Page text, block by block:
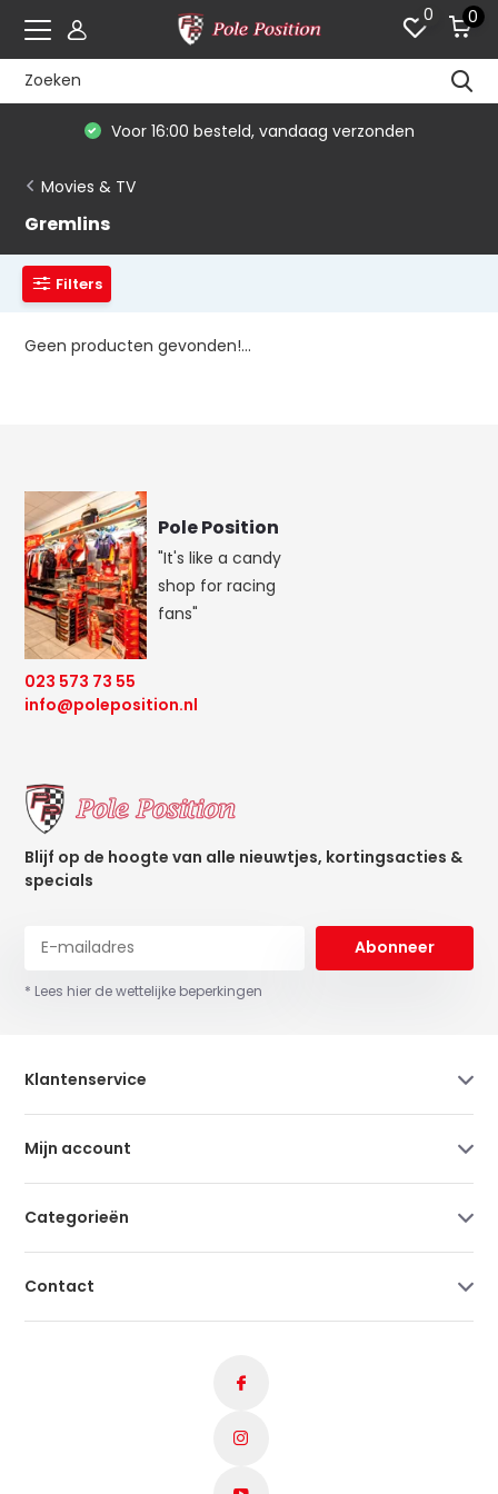
0 0
Voor 16:00 besteld, vandaag verzonden
Movies & TV
Gremlins
Filters
Geen producten gevonden!...
Pole Position
"It's like a candy
shop for racing
fans"
023 573 73 55
info@poleposition.nl
Blijf op de hoogte van alle nieuwtjes, kortingsacties &
specials
Abonneer
* Lees hier de wettelijke beperkingen
Klantenservice
Mijn account
Categorieën
Contact